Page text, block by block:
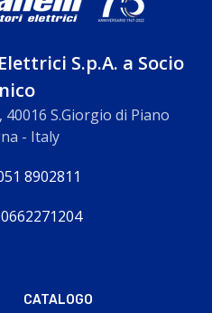
S.p.A. a Socio
S.Giorgio di Piano
- Italy
8902811
CATALOGO